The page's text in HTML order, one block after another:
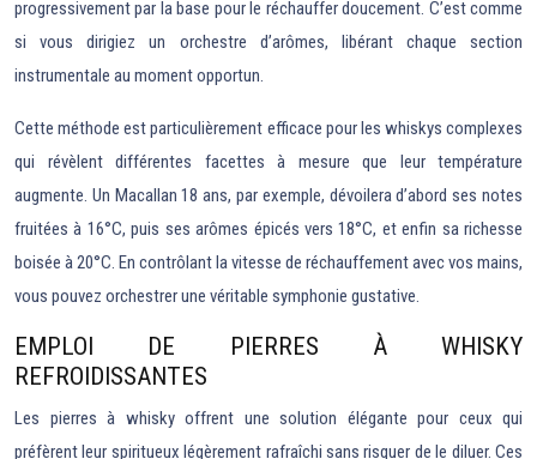
progressivement par la base pour le réchauffer doucement. C’est comme
si vous dirigiez un orchestre d’arômes, libérant chaque section
instrumentale au moment opportun.
Cette méthode est particulièrement efficace pour les whiskys complexes
qui révèlent différentes facettes à mesure que leur température
augmente. Un Macallan 18 ans, par exemple, dévoilera d’abord ses notes
fruitées à 16°C, puis ses arômes épicés vers 18°C, et enfin sa richesse
boisée à 20°C. En contrôlant la vitesse de réchauffement avec vos mains,
vous pouvez orchestrer une véritable symphonie gustative.
EMPLOI DE PIERRES À WHISKY
REFROIDISSANTES
Les pierres à whisky offrent une solution élégante pour ceux qui
préfèrent leur spiritueux légèrement rafraîchi sans risquer de le diluer. Ces